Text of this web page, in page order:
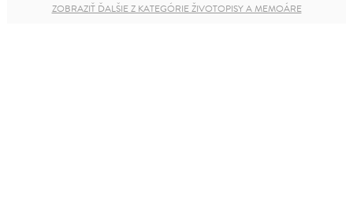
ZOBRAZIŤ ĎALŠIE Z KATEGÓRIE ŽIVOTOPISY A MEMOÁRE